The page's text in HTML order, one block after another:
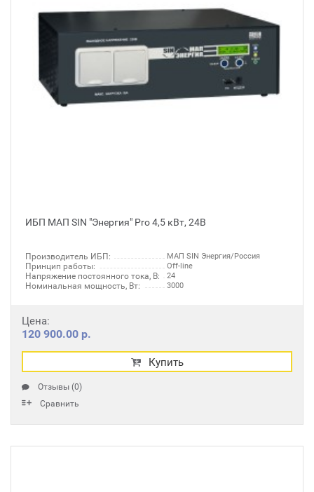
ИБП МАП SIN "Энергия" Pro 4,5 кВт, 24В
Производитель ИБП: МАП SIN Энергия/Россия
Принцип работы: Off-line
Напряжение постоянного тока, В: 24
Номинальная мощность, Вт: 3000
Цена:
120 900.00 р.
Купить
Отзывы (0)
Сравнить